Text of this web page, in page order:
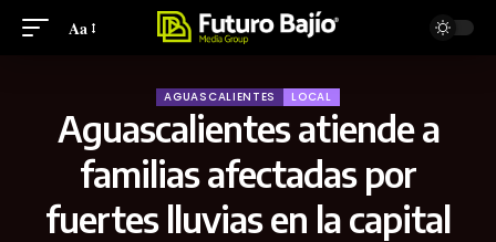
Aa
AGUASCALIENTES LOCAL
Aguascalientes atiende a
familias afectadas por
fuertes lluvias en la capital